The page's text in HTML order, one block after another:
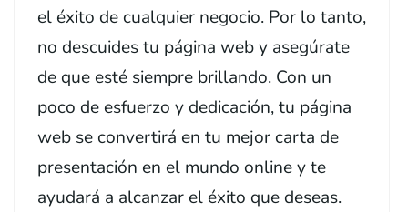
el éxito de cualquier negocio. Por lo tanto,
no descuides tu página web y asegúrate
de que esté siempre brillando. Con un
poco de esfuerzo y dedicación, tu página
web se convertirá en tu mejor carta de
presentación en el mundo online y te
ayudará a alcanzar el éxito que deseas.